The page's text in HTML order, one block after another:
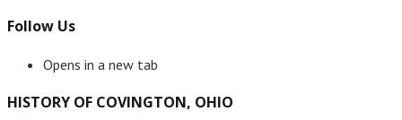
Follow Us
Opens in a new tab
HISTORY OF COVINGTON, OHIO